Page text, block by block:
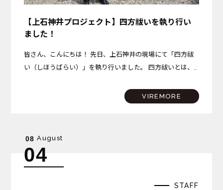
【上石神井プロジェクト】四方祓いを執り行い
ました！
皆さん、こんにちは！ 先日、上石神井の現場にて「四方祓
い（しほうばらい）」を執り行いました。 四方祓いとは、
工事の無事と安全、そしてこの場所で始まる新しい暮らしの
VIREMORE
08 August
04
STAFF